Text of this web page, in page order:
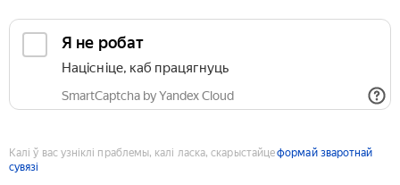
Я не робат
Націсніце, каб працягнуць
SmartCaptcha by Yandex Cloud
Калі ў вас узніклі праблемы, калі ласка, скарыстайцеформай зваротнай
сувязі